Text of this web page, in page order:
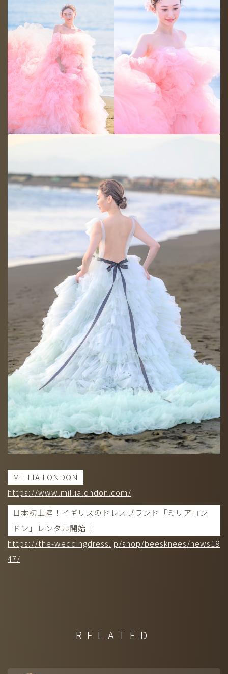
MILLIA LONDON
https://www.millialondon.com/
日本初上陸！イギリスのドレスブランド「ミリアロン
ドン」レンタル開始！
https://the-weddingdress.jp/shop/beesknees/news19
47/
RELATED